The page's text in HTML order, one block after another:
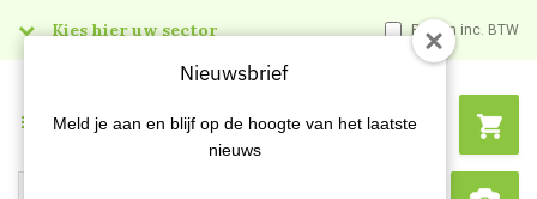
Kies hier uw sector Prijzen inc. BTW
Menu
Nieuwsbrief
Meld je aan en blijf op de hoogte van het laatste
nieuws